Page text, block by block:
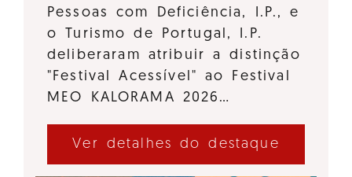
Pessoas com Deficiência, I.P., e
o Turismo de Portugal, I.P.
deliberaram atribuir a distinção
"Festival Acessível" ao Festival
MEO KALORAMA 2026…
Ver detalhes do destaque